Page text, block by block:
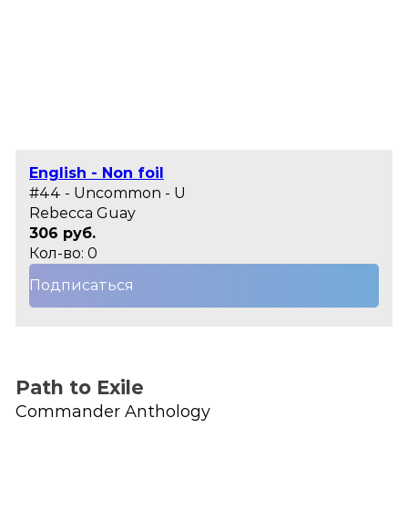
English - Non foil
#44 - Uncommon - U
Rebecca Guay
306 руб.
Кол-во: 0
Подписаться
Path to Exile
Commander Anthology